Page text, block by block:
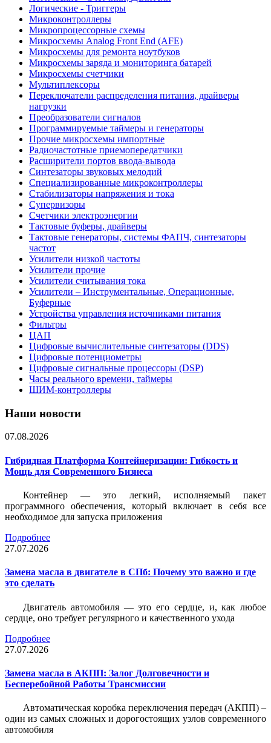
Логические - Триггеры
Микроконтроллеры
Микропроцессорные схемы
Микросхемы Analog Front End (AFE)
Микросхемы для ремонта ноутбуков
Микросхемы заряда и мониторинга батарей
Микросхемы счетчики
Мультиплексоры
Переключатели распределения питания, драйверы
нагрузки
Преобразователи сигналов
Программируемые таймеры и генераторы
Прочие микросхемы импортные
Радиочастотные приемопередатчики
Расширители портов ввода-вывода
Синтезаторы звуковых мелодий
Специализированные микроконтроллеры
Стабилизаторы напряжения и тока
Супервизоры
Счетчики электроэнергии
Тактовые буферы, драйверы
Тактовые генераторы, системы ФАПЧ, синтезаторы
частот
Усилители низкой частоты
Усилители прочие
Усилители считывания тока
Усилители – Инструментальные, Операционные,
Буферные
Устройства управления источниками питания
Фильтры
ЦАП
Цифровые вычислительные синтезаторы (DDS)
Цифровые потенциометры
Цифровые сигнальные процессоры (DSP)
Часы реального времени, таймеры
ШИМ-контроллеры
Наши новости
07.08.2026
Гибридная Платформа Контейнеризации: Гибкость и
Мощь для Современного Бизнеса
Контейнер — это легкий, исполняемый пакет
программного обеспечения, который включает в себя все
необходимое для запуска приложения
Подробнее
27.07.2026
Замена масла в двигателе в СПб: Почему это важно и где
это сделать
Двигатель автомобиля — это его сердце, и, как любое
сердце, оно требует регулярного и качественного ухода
Подробнее
27.07.2026
Замена масла в АКПП: Залог Долговечности и
Бесперебойной Работы Трансмиссии
Автоматическая коробка переключения передач (АКПП) –
один из самых сложных и дорогостоящих узлов современного
автомобиля